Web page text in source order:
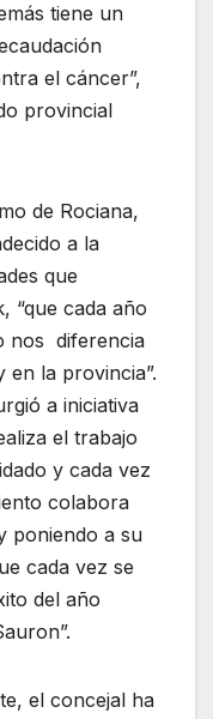
tiene un
el cáncer”,
provincial
de Rociana,
a la
que
“que cada año
nos diferencia
en la provincia”.
a iniciativa
el trabajo
y cada vez
colabora
poniendo a su
cada vez se
del año
el concejal ha